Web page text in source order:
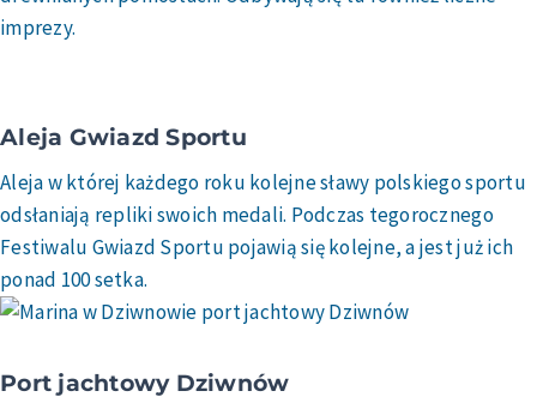
imprezy.
Aleja Gwiazd Sportu
Aleja w której każdego roku kolejne sławy polskiego sportu
odsłaniają repliki swoich medali. Podczas tegorocznego
Festiwalu Gwiazd Sportu pojawią się kolejne, a jest już ich
ponad 100 setka.
Port jachtowy Dziwnów